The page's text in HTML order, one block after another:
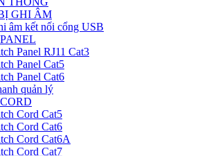
GHI ÂM
âm kết nối cổng USB
Panel RJ11 Cat3
Panel Cat5
Panel Cat6
quản lý
Cord Cat5
Cord Cat6
Cord Cat6A
Cord Cat7